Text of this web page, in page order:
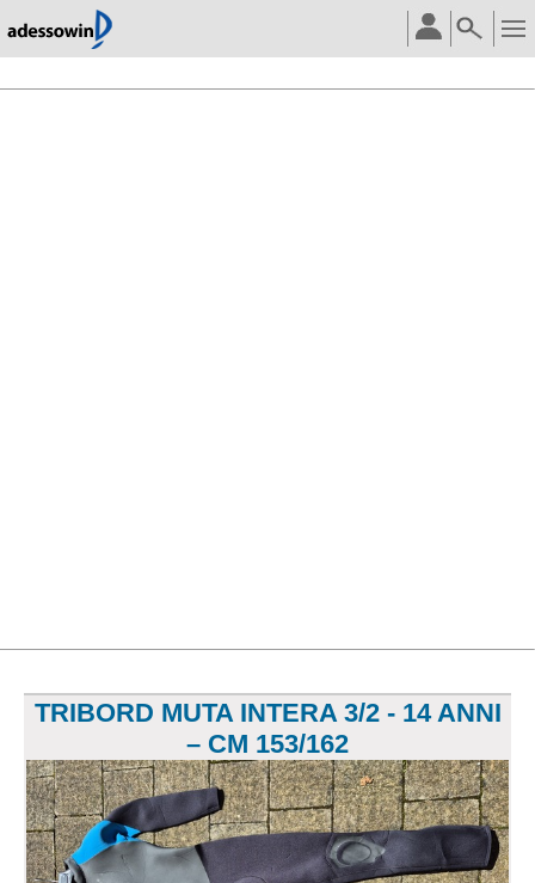
TRIBORD MUTA INTERA 3/2 - 14 ANNI
– CM 153/162